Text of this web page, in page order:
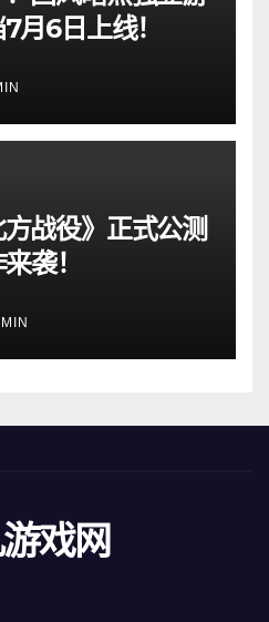
月6日上线！
方战役》正式公测
袭！
戏网